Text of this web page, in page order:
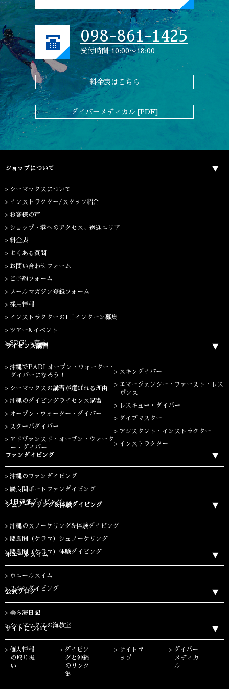
098-861-1425
受付時間 10:00〜18:00
料金表はこちら
ダイバーメディカル [PDF]
ショップについて
シーマックスについて
インストラクター/スタッフ紹介
お客様の声
ショップ・港へのアクセス、送迎エリア
料金表
よくある質問
お問い合わせフォーム
ご予約フォーム
メールマガジン登録フォーム
採用情報
インストラクターの1日インターン募集
ツアー&イベント
SDG’s宣言
ライセンス講習
沖縄でPADI オープン・ウォーター・
ダイバーになろう！
シーマックスの講習が選ばれる理由
沖縄のダイビングライセンス講習
オープン・ウォーター・ダイバー
スクーバダイバー
アドヴァンスド・オープン・ウォータ
ー・ダイバー
スキンダイバー
エマージェンシー・ファースト・レス
ポンス
レスキュー・ダイバー
ダイブマスター
アシスタント・インストラクター
インストラクター
ファンダイビング
沖縄のファンダイビング
慶良間ボートファンダイビング
1日遠征ダイビング
シュノーケリング&体験ダイビング
沖縄のスノーケリング&体験ダイビング
慶良間（ケラマ）シュノーケリング
慶良間（ケラマ）体験ダイビング
ホエールスイム
ホエールスイム
スキンダイビング
公式ブログ
美ら海日記
シーマックスの海教室
サイトについて
個人情報
の取り扱
い
ダイビン
グと沖縄
のリンク
集
サイトマ
ップ
ダイバー
メディカ
ル